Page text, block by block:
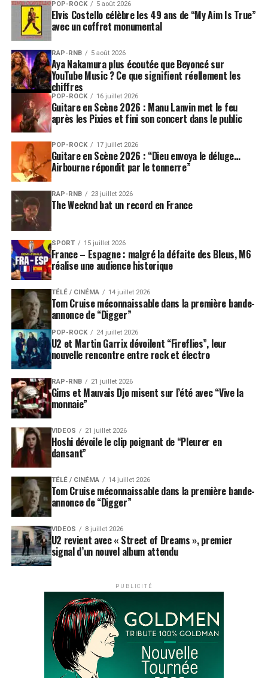
POP-ROCK 5 août 2026
Elvis Costello célèbre les 49 ans de “My Aim Is True”
avec un coffret monumental
RAP-RNB 5 août 2026
Aya Nakamura plus écoutée que Beyoncé sur
YouTube Music ? Ce que signifient réellement les
chiffres
POP-ROCK 16 juillet 2026
Guitare en Scène 2026 : Manu Lanvin met le feu
après les Pixies et fini son concert dans le public
POP-ROCK 17 juillet 2026
Guitare en Scène 2026 : “Dieu envoya le déluge…
Airbourne répondit par le tonnerre”
RAP-RNB 23 juillet 2026
The Weeknd bat un record en France
SPORT 15 juillet 2026
France – Espagne : malgré la défaite des Bleus, M6
réalise une audience historique
TÉLÉ / CINÉMA 14 juillet 2026
Tom Cruise méconnaissable dans la première bande-
annonce de “Digger”
POP-ROCK 24 juillet 2026
U2 et Martin Garrix dévoilent “Fireflies”, leur
nouvelle rencontre entre rock et électro
RAP-RNB 21 juillet 2026
Gims et Mauvais Djo misent sur l’été avec “Vive la
monnaie”
VIDEOS 21 juillet 2026
Hoshi dévoile le clip poignant de “Pleurer en
dansant”
TÉLÉ / CINÉMA 14 juillet 2026
Tom Cruise méconnaissable dans la première bande-
annonce de “Digger”
VIDEOS 8 juillet 2026
U2 revient avec « Street of Dreams », premier
signal d’un nouvel album attendu
PUBLICITÉ